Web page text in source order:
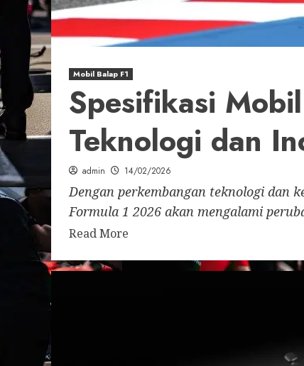
Mobil Balap F1
Spesifikasi
Teknologi dan
admin 14/02/2026
Dengan perkembangan teknologi dan
Formula 1 2026 akan mengalami
Read More